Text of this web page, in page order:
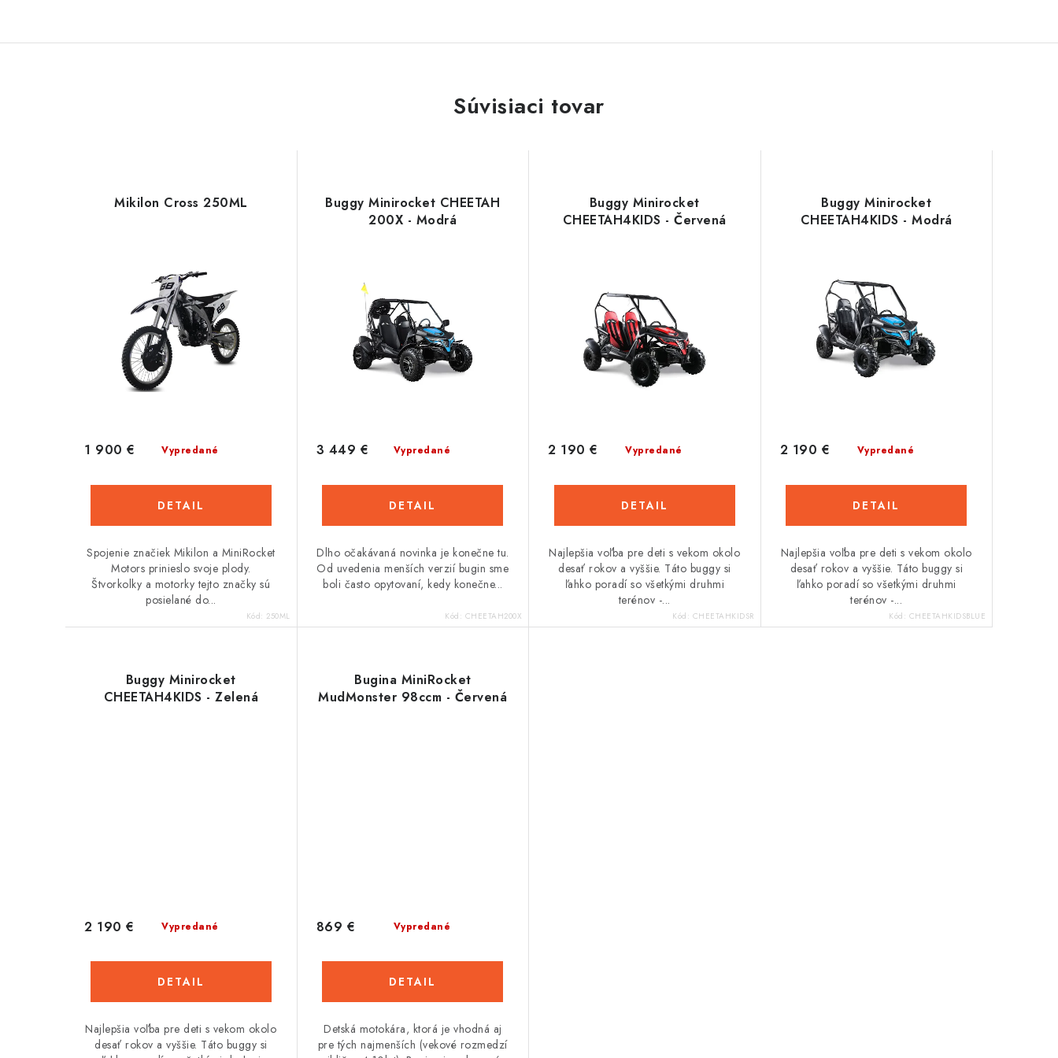
Súvisiaci tovar
Mikilon Cross 250ML
Vypredané
1 900 €
DETAIL
Spojenie značiek Mikilon a MiniRocket
Motors prinieslo svoje plody.
Štvorkolky a motorky tejto značky sú
posielané do...
Kód: 250ML
Buggy Minirocket CHEETAH
200X - Modrá
Vypredané
3 449 €
DETAIL
Dlho očakávaná novinka je konečne tu.
Od uvedenia menších verzií bugin sme
boli často opytovaní, kedy konečne...
Kód: CHEETAH200X
Buggy Minirocket
CHEETAH4KIDS - Červená
Vypredané
2 190 €
DETAIL
Najlepšia voľba pre deti s vekom okolo
desať rokov a vyššie. Táto buggy si
ľahko poradí so všetkými druhmi
terénov -...
Kód: CHEETAHKIDSR
Buggy Minirocket
CHEETAH4KIDS - Modrá
Vypredané
2 190 €
DETAIL
Najlepšia voľba pre deti s vekom okolo
desať rokov a vyššie. Táto buggy si
ľahko poradí so všetkými druhmi
terénov -...
Kód: CHEETAHKIDSBLUE
Buggy Minirocket
CHEETAH4KIDS - Zelená
Vypredané
2 190 €
DETAIL
Najlepšia voľba pre deti s vekom okolo
desať rokov a vyššie. Táto buggy si
Bugina MiniRocket
MudMonster 98ccm - Červená
Vypredané
869 €
DETAIL
Detská motokára, ktorá je vhodná aj
pre tých najmenších (vekové rozmedzí